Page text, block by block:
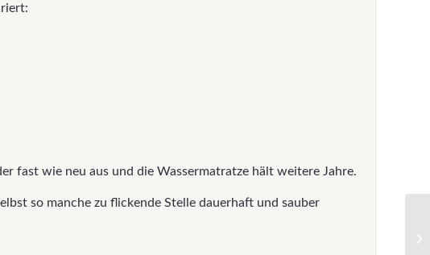
fast wie neu aus und die Wassermatratze hält weitere Jahre.
so manche zu flickende Stelle dauerhaft und sauber